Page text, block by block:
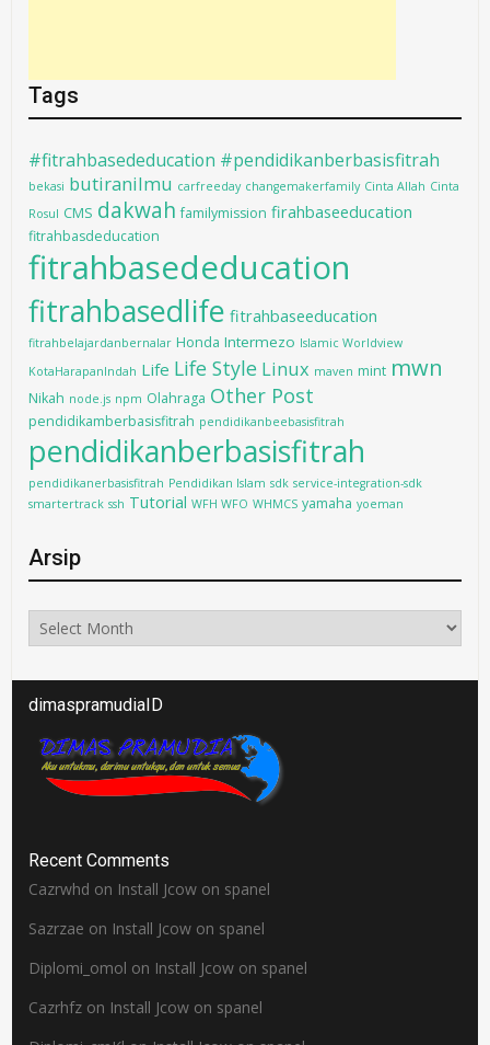
Tags
#fitrahbasededucation #pendidikanberbasisfitrah
bekasi butiranilmu carfreeday changemakerfamily Cinta Allah Cinta
Rosul CMS dakwah familymission firahbaseeducation
fitrahbasdeducation
fitrahbasededucation
fitrahbasedlife fitrahbaseeducation
fitrahbelajardanbernalar Honda Intermezo Islamic Worldview
KotaHarapanIndah Life Life Style Linux maven mint mwn
Nikah node.js npm Olahraga Other Post
pendidikamberbasisfitrah pendidikanbeebasisfitrah
pendidikanberbasisfitrah
pendidikanerbasisfitrah Pendidikan Islam sdk service-integration-sdk
smartertrack ssh Tutorial WFH WFO WHMCS yamaha yoeman
Arsip
Arsip
dimaspramudiaID
Recent Comments
Cazrwhd on Install Jcow on spanel
Sazrzae on Install Jcow on spanel
Diplomi_omol on Install Jcow on spanel
Cazrhfz on Install Jcow on spanel